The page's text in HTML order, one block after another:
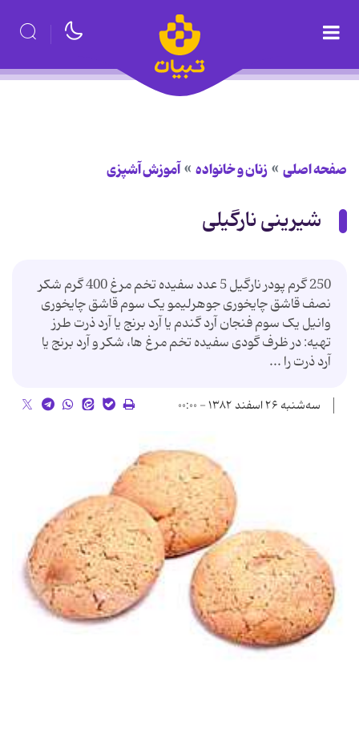
صفحه اصلی زنان و خانواده آموزش آشپزی
شیرینی نارگیلی
250 گرم پودر نارگیل 5 عدد سفیده تخم مرغ 400 گرم شکر
نصف قاشق چایخوری جوهرلیمو یک سوم قاشق چایخوری
وانیل یک سوم فنجان آرد گندم یا آرد برنج یا آرد ذرت طرز
تهیه: در ظرف گودی سفیده تخم مرغ ها، شکر و آرد برنج یا
آرد ذرت را ...
سه‌شنبه ۲۶ اسفند ۱۳۸۲ - ۰۰:۰۰